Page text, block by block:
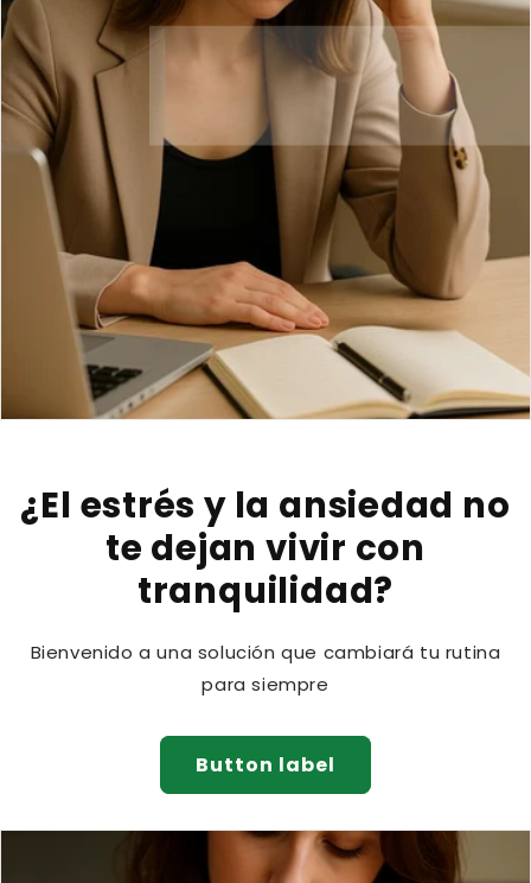
¿El estrés y la ansiedad no
te dejan vivir con
tranquilidad?
Bienvenido a una solución que cambiará tu rutina
para siempre
Button label